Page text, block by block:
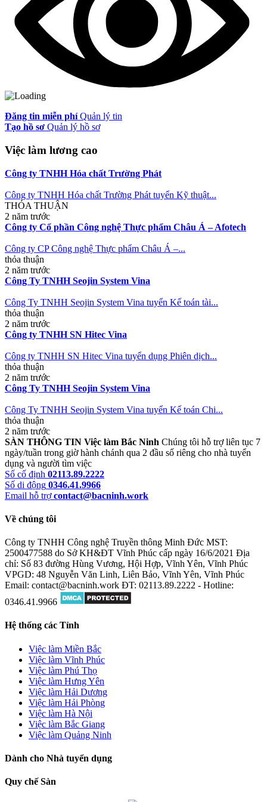
Đăng tin miễn phí Quản lý tin
Tạo hồ sơ Quản lý hồ sơ
Việc làm lương cao
Công ty TNHH Hóa chất Trường Phát
Công ty TNHH Hóa chất Trường Phát tuyển Kỹ thuật...
THỎA THUẬN
2 năm trước
Công ty Cổ phần Công nghệ Thực phẩm Châu Á – Afotech
Công ty CP Công nghệ Thực phẩm Châu Á –...
thỏa thuận
2 năm trước
Công Ty TNHH Seojin System Vina
Công Ty TNHH Seojin System Vina tuyển Kế toán tài...
thỏa thuận
2 năm trước
Công ty TNHH SN Hitec Vina
Công ty TNHH SN Hitec Vina tuyển dụng Phiên dịch...
thỏa thuận
2 năm trước
Công Ty TNHH Seojin System Vina
Công Ty TNHH Seojin System Vina tuyển Kế toán Chi...
thỏa thuận
2 năm trước
SÀN THÔNG TIN Việc làm Bắc Ninh Chúng tôi hỗ trợ liên tục 7
ngày/tuần trong giờ hành chánh qua 2 đầu số riêng cho nhà tuyển
dụng và người tìm việc
Số cố định 02113.89.2222
Số di động 0346.41.9966
Email hỗ trợ contact@bacninh.work
Về chúng tôi
Công ty TNHH Công nghệ Truyền thông Minh Đức MST:
2500477588 do Sở KH&ĐT Vĩnh Phúc cấp ngày 16/6/2021 Địa
chỉ: Số 83 đường Hùng Vương, Hội Hợp, Vĩnh Yên, Vĩnh Phúc
VPGD: 48 Nguyễn Văn Linh, Liên Bảo, Vĩnh Yên, Vĩnh Phúc
Email: contact@bacninh.work ĐT: 02113.89.2222 - Hotline:
0346.41.9966
Hệ thống các Tỉnh
Việc làm Miền Bắc
Việc làm Vĩnh Phúc
Việc làm Phú Thọ
Việc làm Hưng Yên
Việc làm Hải Dương
Việc làm Hải Phòng
Việc làm Hà Nội
Việc làm Bắc Giang
Việc làm Quảng Ninh
Dành cho Nhà tuyển dụng
Quy chế Sàn